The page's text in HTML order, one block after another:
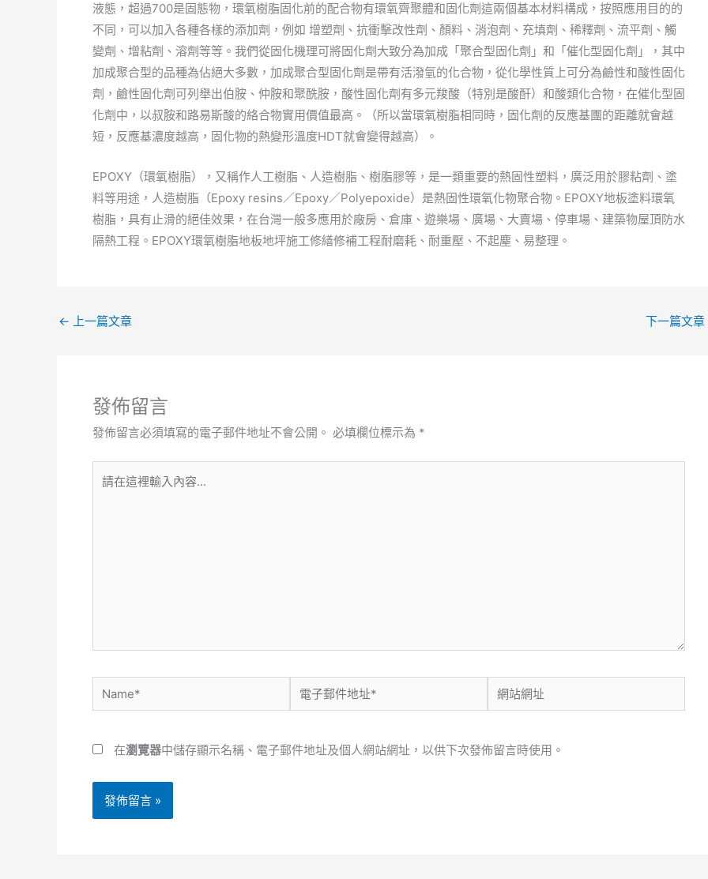
液態，超過700是固態物，環氧樹脂固化前的配合物有環氧齊聚體和固化劑這兩個基本材料構成，按照應用目的的
不同，可以加入各種各樣的添加劑，例如 增塑劑、抗衝擊改性劑、顏料、消泡劑、充填劑、稀釋劑、流平劑、觸
變劑、增粘劑、溶劑等等。我們從固化機理可將固化劑大致分為加成「聚合型固化劑」和「催化型固化劑」，其中
加成聚合型的品種為佔絕大多數，加成聚合型固化劑是帶有活潑氫的化合物，從化學性質上可分為鹼性和酸性固化
劑，鹼性固化劑可列舉出伯胺、仲胺和聚酰胺，酸性固化劑有多元羧酸（特別是酸酐）和酸類化合物，在催化型固
化劑中，以叔胺和路易斯酸的絡合物實用價值最高。（所以當環氧樹脂相同時，固化劑的反應基團的距離就會越
短，反應基濃度越高，固化物的熱變形溫度HDT就會變得越高）。
EPOXY（環氧樹脂），又稱作人工樹脂、人造樹脂、樹脂膠等，是一類重要的熱固性塑料，廣泛用於膠粘劑、塗
料等用途，人造樹脂（Epoxy resins／Epoxy／Polyepoxide）是熱固性環氧化物聚合物。EPOXY地板塗料環氧
樹脂，具有止滑的絕佳效果，在台灣一般多應用於廠房、倉庫、遊樂場、廣場、大賣場、停車場、建築物屋頂防水
隔熱工程。EPOXY環氧樹脂地板地坪施工修繕修補工程耐磨耗、耐重壓、不起塵、易整理。
← 上一篇文章 下一篇文章
發佈留言
發佈留言必須填寫的電子郵件地址不會公開。 必填欄位標示為 *
在
Name*
子
件
站
址
在瀏覽器中儲存顯示名稱、電子郵件地址及個人網站網址，以供下次發佈留言時使用。